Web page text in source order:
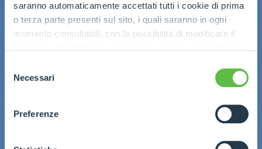
saranno automaticamente accettati tutti i cookie di prima
o terza parte presenti sul sito, i quali saranno in ogni
momento consultabili, con la possibilità di modificare il
ogni pagina, selezionare "Modifichi il suo consenso" e
dell'informativa completa nel footer presente in ogni
pagina. Per esercitare i diritti riconosciuti all'interessato ai
GDPR abbiamo predisposto una
apposita procedura.
delNecessari
Preferenze